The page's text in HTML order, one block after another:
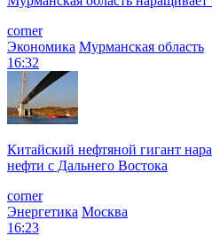
corner
Экономика Мурманская область
16:32
Китайский нефтяной гигант
нефти с Дальнего Востока
corner
Энергетика Москва
16:23